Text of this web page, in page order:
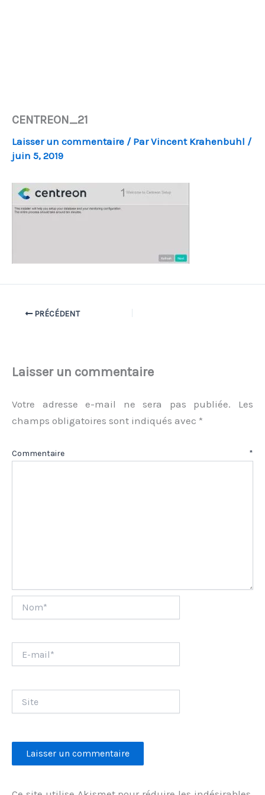
CENTREON_21
Laisser un commentaire / ParVincent Krahenbuhl /
juin 5, 2019
PRÉCÉDENT
Laisser un commentaire
Votre adresse e-mail ne sera pas publiée.
Les
champs obligatoires sont indiqués avec *
Commentaire *
mail*